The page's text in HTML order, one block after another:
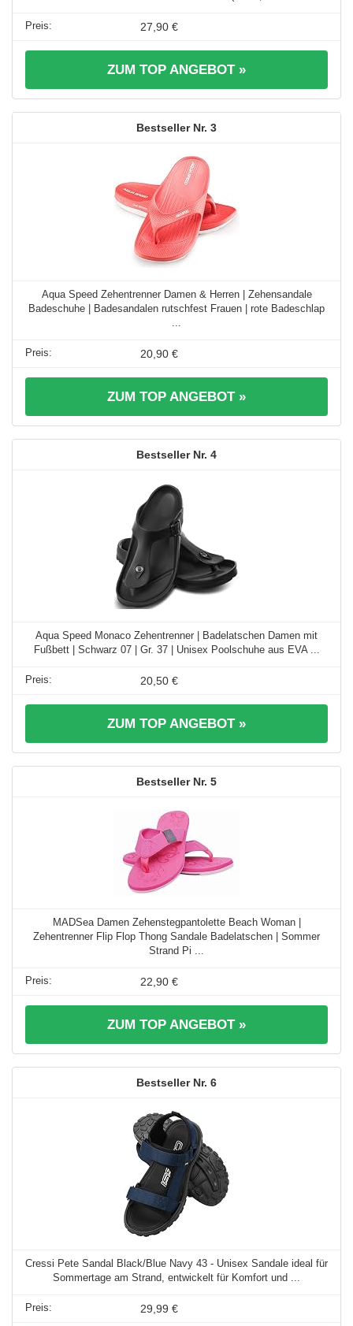
27,90 €
ZUM TOP ANGEBOT »
3
Aqua Speed Zehentrenner Damen & Herren | Zehensandale
Badeschuhe | Badesandalen rutschfest Frauen | rote Badeschlap
20,90 €
ZUM TOP ANGEBOT »
4
Aqua Speed Monaco Zehentrenner | Badelatschen Damen mit
Fußbett | Schwarz 07 | Gr. 37 | Unisex Poolschuhe aus EVA ...
20,50 €
ZUM TOP ANGEBOT »
5
MADSea Damen Zehenstegpantolette Beach Woman |
Zehentrenner Flip Flop Thong Sandale Badelatschen | Sommer
Strand Pi ...
22,90 €
ZUM TOP ANGEBOT »
6
Cressi Pete Sandal Black/Blue Navy 43 - Unisex Sandale ideal für
Sommertage am Strand, entwickelt für Komfort und ...
29,99 €